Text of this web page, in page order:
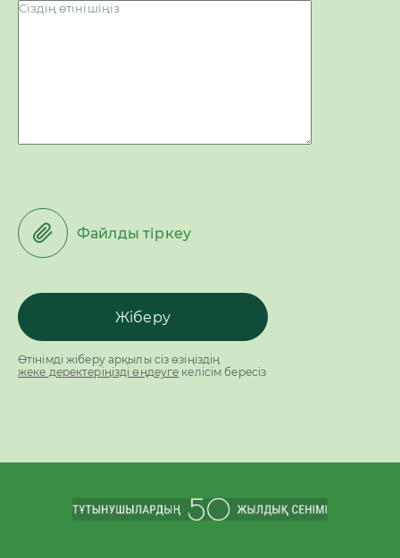
Файлды тіркеу
Өтінімді жіберу арқылы сіз өзіңіздің
жеке деректеріңізді өңдеуге келісім бересіз